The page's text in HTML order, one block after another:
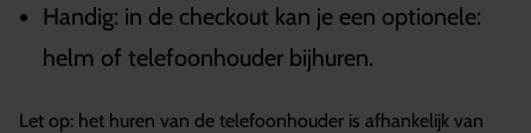
Handig: in de checkout kan je een optionele:
helm of telefoonhouder bijhuren.
Let op: het huren van de telefoonhouder is afhankelijk van